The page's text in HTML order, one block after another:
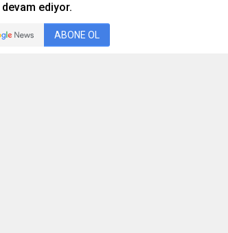
ediyor.
ABONE OL